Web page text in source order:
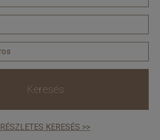
Keresés
RÉSZLETES KERESÉS >>